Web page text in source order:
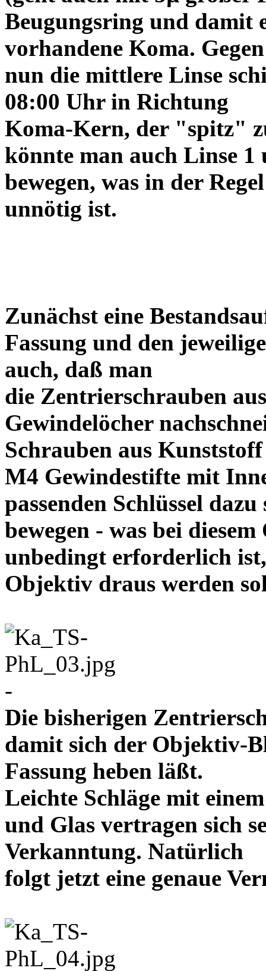
Beugungsring und damit
vorhandene Koma.
nun die mittlere Linse
08:00 Uhr in Richtung
Koma-Kern, der "spitz"
könnte man auch Linse
bewegen, was in der Regel
unnötig ist.
Zunächst eine
Fassung und den
auch, daß man
die Zentrierschrauben
Gewindelöcher
Schrauben aus
M4 Gewindestifte mit
passenden Schlüssel
bewegen - was bei
unbedingt erforderlich
Objektiv draus
-
Die bisherigen
damit sich der Objektiv-
Fassung heben läßt.
Leichte Schläge mit
und Glas vertragen sich
Verkanntung. Natürlich
folgt jetzt eine genaue